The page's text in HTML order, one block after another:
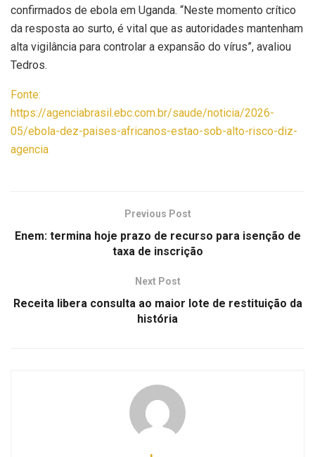
confirmados de ebola em Uganda. “Neste momento crítico
da resposta ao surto, é vital que as autoridades mantenham
alta vigilância para controlar a expansão do vírus”, avaliou
Tedros.
Fonte:
https://agenciabrasil.ebc.com.br/saude/noticia/2026-
05/ebola-dez-paises-africanos-estao-sob-alto-risco-diz-
agencia
Previous Post
Enem: termina hoje prazo de recurso para isenção de
taxa de inscrição
Next Post
Receita libera consulta ao maior lote de restituição da
história